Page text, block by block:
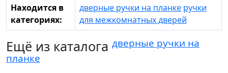
Находится в
категориях:
дверные ручки на планке ручки
для межкомнатных дверей
Ещё из каталога дверные ручки на
планке